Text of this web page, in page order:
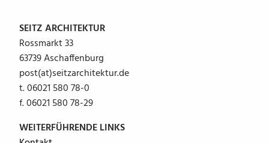
SEITZ ARCHITEKTUR
Rossmarkt 33
63739 Aschaffenburg
post(at)seitzarchitektur.de
t. 06021 580 78-0
f. 06021 580 78-29
WEITERFÜHRENDE LINKS